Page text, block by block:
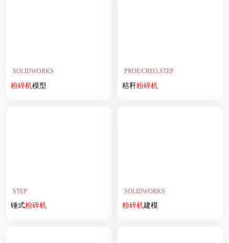
SOLIDWORKS
粉碎机模型
PROE/CREO,STEP
秸秆粉碎机
STEP
锤式粉碎机
SOLIDWORKS
粉碎机建模